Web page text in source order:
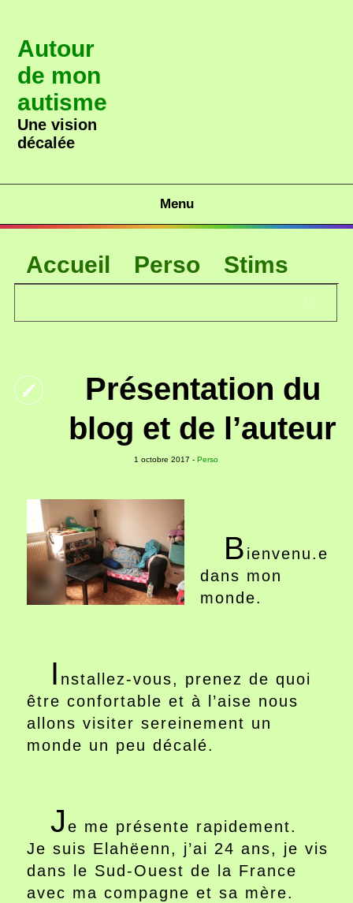
Autour
de mon
autisme
Une vision
décalée
Menu
Accueil Perso Stims
Présentation du
blog et de l’auteur
1 octobre 2017 -Perso
B ienvenu.e
dans mon
monde.
I nstallez-vous, prenez de quoi
être confortable et à l’aise nous
allons visiter sereinement un
monde un peu décalé.
Je me présente rapidement.
Je suis Elahëenn, j’ai 24 ans, je vis
dans le Sud-Ouest de la France
avec ma compagne et sa mère.